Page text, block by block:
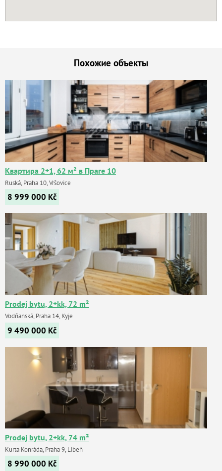
Похожие объекты
Квартира 2+1, 62 м² в Праге 10
Ruská, Praha 10, Vršovice
8 999 000 Kč
Prodej bytu, 2+kk, 72 m²
Vodňanská, Praha 14, Kyje
9 490 000 Kč
Prodej bytu, 2+kk, 74 m²
Kurta Konráda, Praha 9, Libeň
8 990 000 Kč